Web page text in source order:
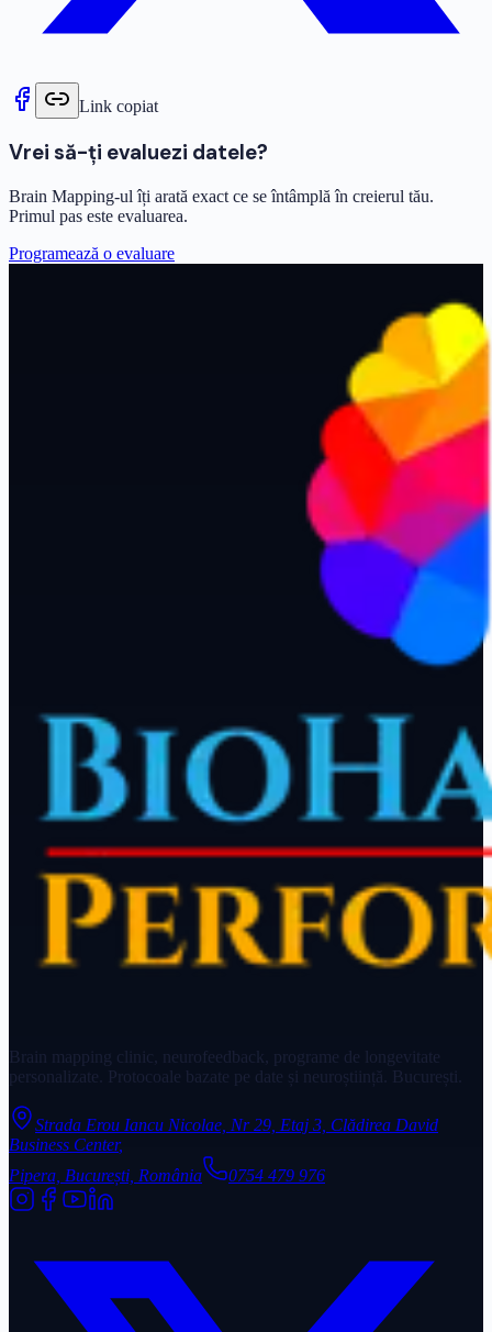
Link copiat
Vrei să-ți evaluezi datele?
Brain Mapping-ul îți arată exact ce se întâmplă în creierul tău.
Primul pas este evaluarea.
Programează o evaluare
Brain mapping clinic, neurofeedback, programe de longevitate
personalizate. Protocoale bazate pe date și neuroștiință. București.
Strada Erou Iancu Nicolae, Nr 29, Etaj 3, Clădirea David
Business Center,
Pipera, București, România
0754 479 976